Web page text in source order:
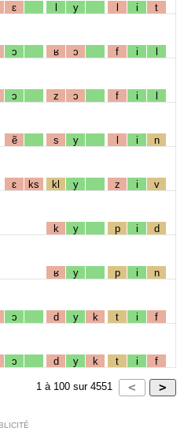
ɛ l y l i t
ɔ ʁ ɔ f i l
ɔ z ɔ f i l
ẽ s y l i n
ɛ ks kl y z i v
k y p i d
ʁ y p i n
ɔ d y k t i f
ɔ d y k t i f
1 à 100 sur 4551